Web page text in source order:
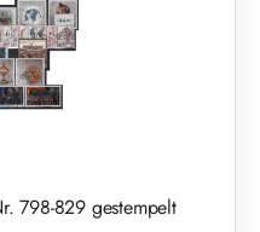
798-829 gestempelt